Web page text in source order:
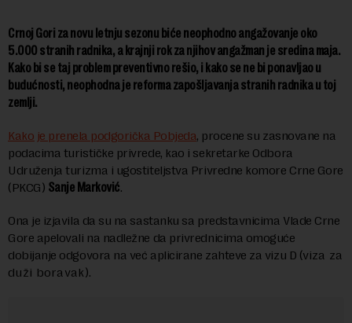
Crnoj Gori za novu letnju sezonu biće neophodno angažovanje oko
5.000 stranih radnika, a krajnji rok za njihov angažman je sredina maja.
Kako bi se taj problem preventivno rešio, i kako se ne bi ponavljao u
budućnosti, neophodna je reforma zapošljavanja stranih radnika u toj
zemlji.
Kako je prenela podgorička Pobjeda, procene su zasnovane na
podacima turističke privrede, kao i sekretarke Odbora
Udruženja turizma i ugostiteljstva Privredne komore Crne Gore
(PKCG) Sanje Marković.
Ona je izjavila da su na sastanku sa predstavnicima Vlade Crne
Gore apelovali na nadležne da privrednicima omoguće
dobijanje odgovora na već aplicirane zahteve za vizu D (viza za
duži boravak).